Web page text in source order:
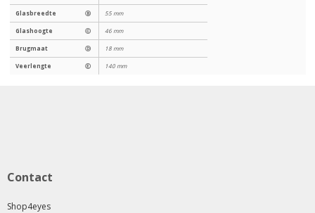
Glasbreedte Ⓑ 55 mm
Glashoogte Ⓒ 46 mm
Brugmaat Ⓓ 18 mm
Veerlengte Ⓔ 140 mm
Contact
Shop4eyes